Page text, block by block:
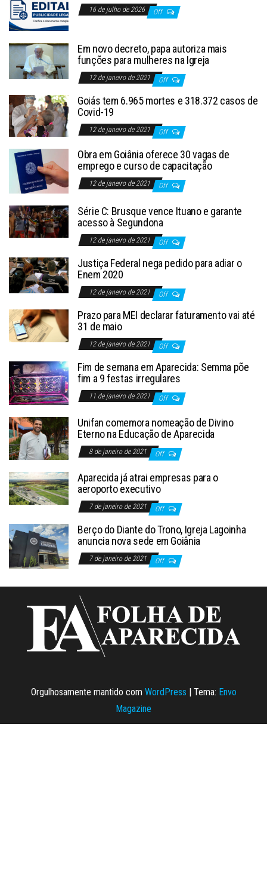
16 de julho de 2026 Off
Em novo decreto, papa autoriza mais
funções para mulheres na Igreja
12 de janeiro de 2021 Off
Goiás tem 6.965 mortes e 318.372 casos de
Covid-19
12 de janeiro de 2021 Off
Obra em Goiânia oferece 30 vagas de
emprego e curso de capacitação
12 de janeiro de 2021 Off
Série C: Brusque vence Ituano e garante
acesso à Segundona
12 de janeiro de 2021 Off
Justiça Federal nega pedido para adiar o
Enem 2020
12 de janeiro de 2021 Off
Prazo para MEI declarar faturamento vai até
31 de maio
12 de janeiro de 2021 Off
Fim de semana em Aparecida: Semma põe
fim a 9 festas irregulares
11 de janeiro de 2021 Off
Unifan comemora nomeação de Divino
Eterno na Educação de Aparecida
8 de janeiro de 2021 Off
Aparecida já atrai empresas para o
aeroporto executivo
7 de janeiro de 2021 Off
Berço do Diante do Trono, Igreja Lagoinha
anuncia nova sede em Goiânia
7 de janeiro de 2021 Off
Orgulhosamente mantido com WordPress Tema: Envo
Magazine